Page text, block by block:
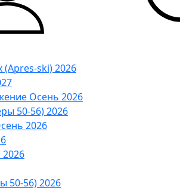
(Apres-ski) 2026
Осень 2026
50-56) 2026
2026
50-56) 2026